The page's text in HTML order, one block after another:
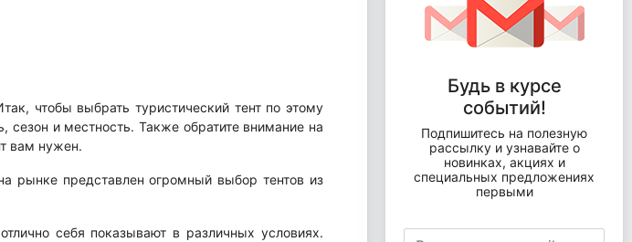
чтобы выбрать туристический тент по этому
сезон и местность. Также обратите внимание на
вам нужен.
рынке представлен огромный выбор тентов из
себя показывают в различных условиях.
Будь в курсе
событий!
Подпишитесь на полезную
рассылку и узнавайте о
новинках, акциях и
специальных предложениях
первыми